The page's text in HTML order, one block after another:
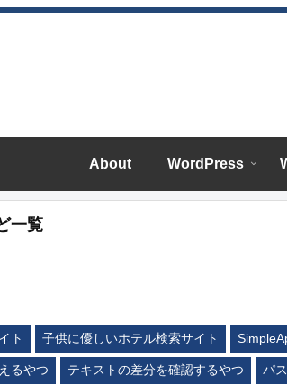
About WordPress
一覧
ト 子供に優しいホテル検索サイト
るやつ テキストの差分を確認するやつ パ